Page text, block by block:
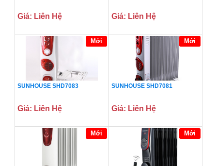
Giá: Liên Hệ Giá: Liên Hệ
Mới
SUNHOUSE SHD7083
Giá: Liên Hệ
Mới
SUNHOUSE SHD7081
Giá: Liên Hệ
Mới Mới